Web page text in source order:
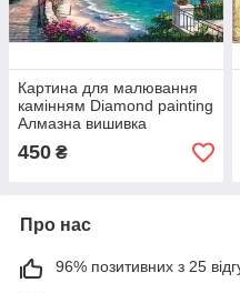
Картина для малювання
камінням Diamond painting
Алмазна вишивка
"Набережна біля моря" 30
на 40 см
450 ₴
Про нас
96% позитивних з 25